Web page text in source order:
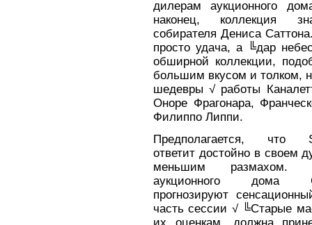
дилерам аукционного
наконец, коллекция
собирателя Дениса
просто удача, а ╚дар
обширной коллекции,
большим вкусом и толком,
шедевры √ работы
Оноре Фрагонара,
Филиппо Липпи.
Предполагается, что
ответит достойно в своем
меньшим размахом.
аукционного дома
прогнозируют
часть сессии √ ╚Старые